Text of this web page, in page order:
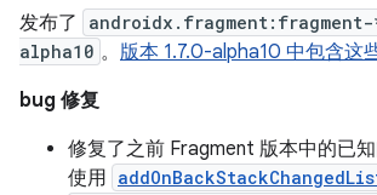
发布了
alpha10 。 版本 1.7.0-alpha10 中包含这
bug 修复
修复了之前 Fragment 版本中的已
使用